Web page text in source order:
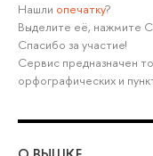
Нашли опечатку?
Выделите её, нажмите
Спасибо за участие!
Сервис предназначен
орфографических и